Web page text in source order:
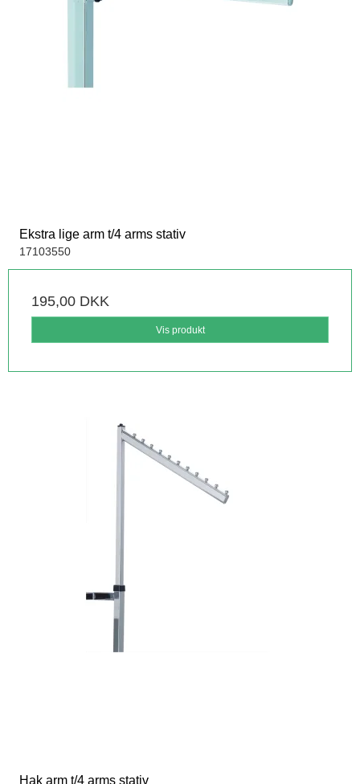
Ekstra lige arm t/4 arms stativ
17103550
195,00 DKK
Vis produkt
Hak arm t/4 arms stativ